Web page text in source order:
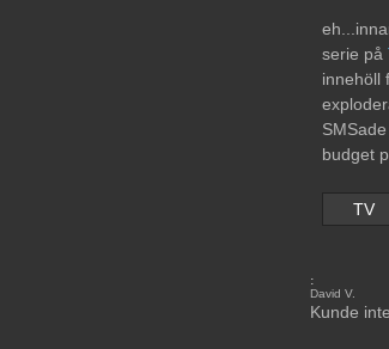
serie på
innehöll
budget
TV
:
David V.
Kunde